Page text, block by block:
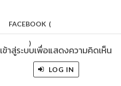
FACEBOOK (
)
เข้าสู่ระบบเพื่อแสดงความคิดเห็น
LOG IN